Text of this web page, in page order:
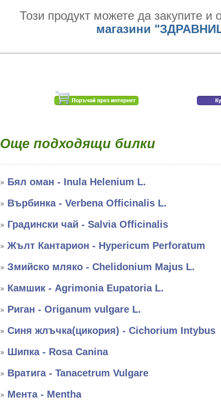
Този продукт можете да закупите и
магазини
Още подходящи билки
Бял оман - Inula Helenium L.
Върбинка - Verbena Officinalis L.
Градински чай - Salvia Officinalis
Жълт Кантарион - Hypericum Perforatum
Змийско мляко - Chelidonium Majus L.
Камшик - Agrimonia Eupatoria L.
Риган - Оriganum vulgare L.
Синя жлъчка(цикория) - Cichorium Intybus
Шипка - Rosa Canina
Вратига - Tanacetrum Vulgare
Мента - Mentha